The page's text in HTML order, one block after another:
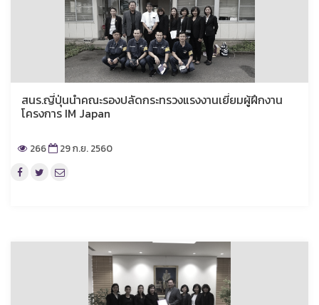
สนร.ญี่ปุ่นนำคณะรองปลัดกระทรวงแรงงานเยี่ยมผู้ฝึกงาน
โครงการ IM Japan
266 29 ก.ย. 2560